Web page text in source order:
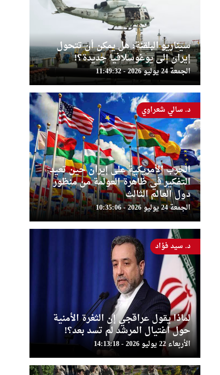
سيناريو البلقنة: هل يمكن أن تتحول
إيران إلى يوغوسلافيا جديدة؟!
الجمعة 24 يوليو 2026 - 11:49:32
الحرب الأمريكية على إيران حين تعيد
التفكير في ظاهرة العولمة من منظور
دول العالم الثالث
الجمعة 24 يوليو 2026 - 10:35:06
د. سالي شعراوي
لماذا يقول عراقجي إن الثغرة الأمنية
حول اغتيال المرشد لم تسد بعد؟!
الأربعاء 22 يوليو 2026 - 14:13:18
د. سيد فؤاد